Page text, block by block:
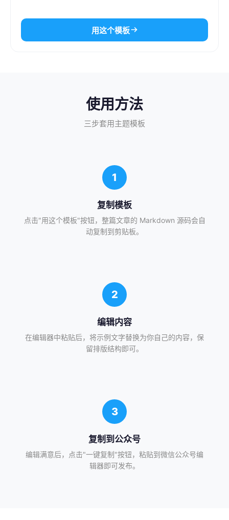
用这个模板
使用方法
三步套用主题模板
1
复制模板
点击"用这个模板"按钮，整篇文章的 Markdown 源码会自
动复制到剪贴板。
2
编辑内容
在编辑器中粘贴后，将示例文字替换为你自己的内容，保
留排版结构即可。
3
复制到公众号
编辑满意后，点击"一键复制"按钮，粘贴到微信公众号编
辑器即可发布。